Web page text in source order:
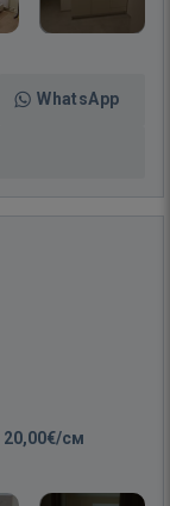
WhatsApp
20,00€/см